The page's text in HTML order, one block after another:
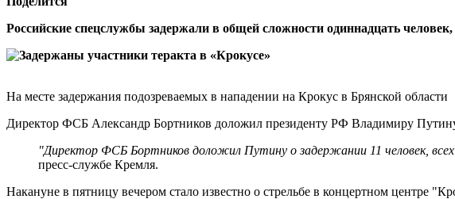
Российские спецслужбы задержали в общей сложности одиннадцать
На месте задержания подозреваемых в нападении на Крокус в Брянской области
Директор ФСБ Александр Бортников доложил президенту РФ Владимиру
"Директор ФСБ Бортников доложил Путину о задержании 11 человек,
пресс-службе Кремля.
Накануне в пятницу вечером стало известно о стрельбе в концертном центре